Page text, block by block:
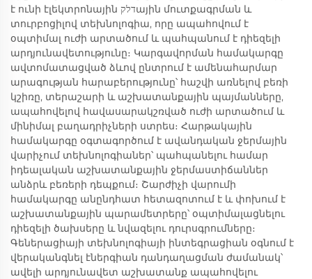
է ունի էլեկտրոնային דלקային մուտքագրման և
տուրբոցիլով տեխնոլոգիա, որը ապահովում է
օպտիմալ ուժի արտածում և պահպանում է դիեզելի
արդյունավետությունը։ Կարգավորման համակարգը
ավտոմատացված ձևով ընտրում է ամենահարմար
արագության հարաբերությունը՝ հաշվի առնելով բեռի
կշիռը, տերաշարի և աշխատանքային պայմանները,
ապահովելով հավասարակշռված ուժի արտածում և
մինիմալ բաղադրիչների ստրես։ Հարթակային
համակարգը օգտագործում է ավանդական ջերմային
վարիչում տեխնոլոգիաներ՝ պահպանելու համար
իդեալական աշխատանքային ջերմաստիճաններ
անձրև բեռերի դեպքում։ Շարժիչի վարումի
համակարգը անընդհատ հետազոտում է և փոխում է
աշխատանքային պարամետրերը՝ օպտիմալացնելու
դիեզելի ծախսերը և նվազելու դուրսգրումները։
Գեներացիայի տեխնոլոգիայի ինտեգրացիան օգնում է
վերականգնել էներգիան դանդաղացման ժամանակ՝
ավելի արդյունավետ աշխատանք ապահովելու